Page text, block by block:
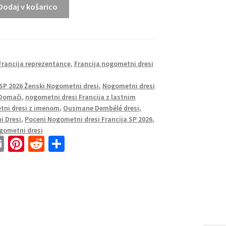
v košarico
reprezentance, Francija nogometni dresi
2026 Ženski Nogometni dresi, Nogometni dresi
, nogometni dresi Francija z lastnim
dresi z imenom, Ousmane Dembélé dresi,
Dresi, Poceni Nogometni dresi Francija SP 2026,
dresi
E Pi R S